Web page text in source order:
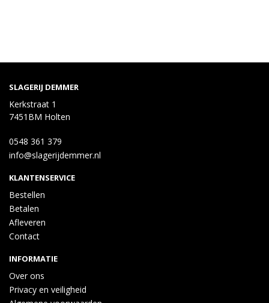
SLAGERIJ DEMMER
Kerkstraat 1
7451BM Holten
0548 361 379
info@slagerijdemmer.nl
KLANTENSERVICE
Bestellen
Betalen
Afleveren
Contact
INFORMATIE
Over ons
Privacy en veiligheid